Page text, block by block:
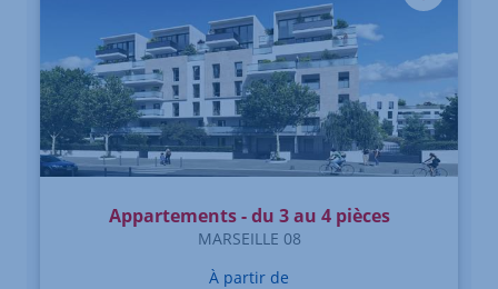
Appartements - du 3 au 4 pièces
MARSEILLE 08
À partir de